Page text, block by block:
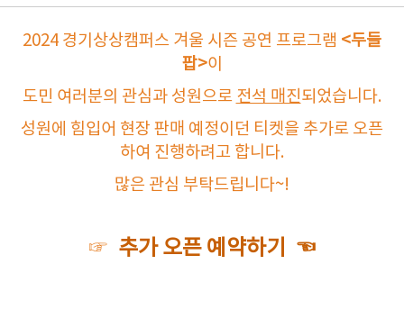
2024 경기상상캠퍼스 겨울 시즌 공연 프로그램 <두들
팝>이
도민 여러분의 관심과 성원으로 전석 매진되었습니다.
성원에 힘입어 현장 판매 예정이던 티켓을 추가로 오픈
하여 진행하려고 합니다.
많은 관심 부탁드립니다~!
☞ 추가 오픈 예약하기 ☜